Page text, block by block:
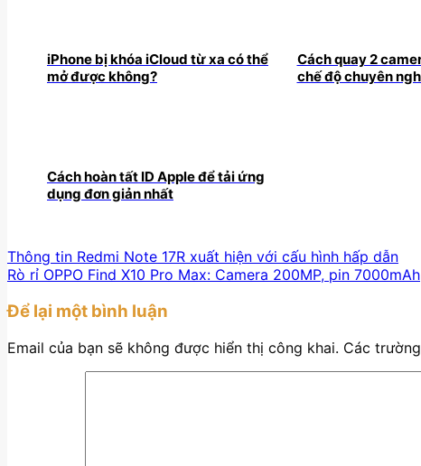
iPhone bị khóa iCloud từ xa có thể
mở được không?
Cách quay 2
chế độ chuyên
Cách hoàn tất ID Apple để tải ứng
dụng đơn giản nhất
Thông tin Redmi Note 17R xuất hiện với cấu hình hấp dẫn
Rò rỉ OPPO Find X10 Pro Max: Camera 200MP, pin 7000mAh
Để lại một bình luận
Email của bạn sẽ không được hiển thị công khai. Các